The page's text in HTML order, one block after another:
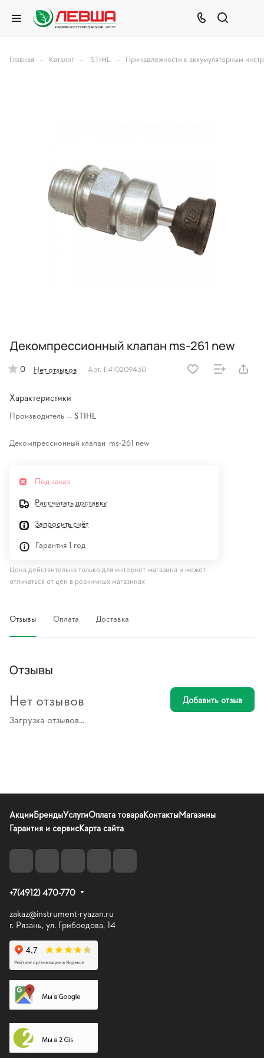
Главная – Каталог – STIHL – Принадлежности к аккумуляторным
Декомпрессионный клапан ms-261 new
0 Нет отзывов Арт. 11410209430
Характеристики
Производитель — STIHL
Декомпрессионный клапан ms-261 new
Под заказ
Рассчитать доставку
Запросить счёт
Гарантия 1 год
Цена действительна только для интернет-магазина и может
отличаться от цен в розничных магазинах
Отзывы Оплата Доставка
Отзывы
Загрузка отзывов...
Нет отзывов Добавить отзыв
АкцииБрендыУслугиОплата товараКонтактыМагазины
Гарантия и сервисКарта сайта
+7(4912) 470-770
zakaz@instrument-ryazan.ru
г. Рязань, ул. Грибоедова, 14